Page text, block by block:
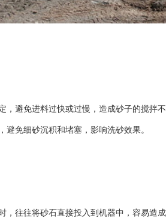
免进料过快或过慢，造成砂子的搅拌
免细砂沉积和堵塞，影响洗砂效果。
往往将砂石直接投入到机器中，容易造